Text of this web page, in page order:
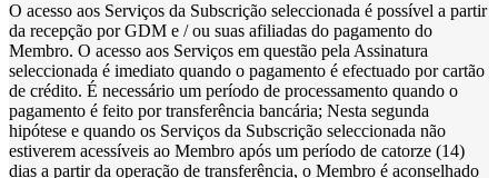
O acesso aos Serviços da Subscrição seleccionada é possível a partir
da recepção por GDM e / ou suas afiliadas do pagamento do
Membro. O acesso aos Serviços em questão pela Assinatura
seleccionada é imediato quando o pagamento é efectuado por cartão
de crédito. É necessário um período de processamento quando o
pagamento é feito por transferência bancária; Nesta segunda
hipótese e quando os Serviços da Subscrição seleccionada não
estiverem acessíveis ao Membro após um período de catorze (14)
dias a partir da operação de transferência, o Membro é aconselhado